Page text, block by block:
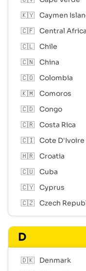
🇰🇾 Caymen
🇨🇫 Central
🇨🇱 Chile
🇨🇳 China
🇨🇴 Colombia
🇰🇲 Comoros
🇨🇩 Congo
🇨🇷 Costa Rica
🇨🇮 Cote D'Ivoire
🇭🇷 Croatia
🇨🇺 Cuba
🇨🇾 Cyprus
🇨🇿 Czech
D
🇩🇰
Denmark